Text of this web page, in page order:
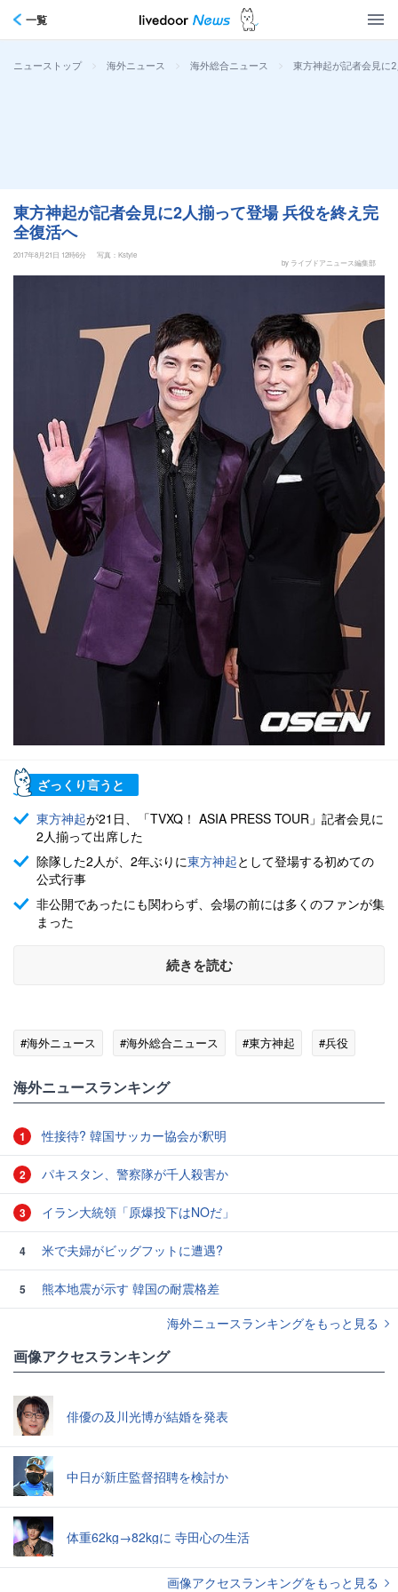
一覧
ニューストップ > 海外ニュース > 海外総合ニュース > 東方神起が記者会見に
東方神起が記者会見に2人揃って登場 兵役を終え完
全復活へ
2017年8月21日 12時6分
写真：Kstyle
by ライブドアニュース編集部
ざっくり言うと
東方神起が21日、「TVXQ！ ASIA PRESS TOUR」記者会見に
2人揃って出席した
除隊した2人が、2年ぶりに東方神起として登場する初めての
公式行事
非公開であったにも関わらず、会場の前には多くのファンが集
まった
続きを読む
#海外ニュース #海外総合ニュース #東方神起 #兵役
海外ニュースランキング
1 性接待? 韓国サッカー協会が釈明
2 パキスタン、警察隊が千人殺害か
3 イラン大統領「原爆投下はNOだ」
4 米で夫婦がビッグフットに遭遇?
5
熊本地震が示す 韓国の耐震格差
海外ニュースランキングをもっと見る
画像アクセスランキング
俳優の及川光博が結婚を発表
中日が新庄監督招聘を検討か
体重62kg→82kgに 寺田心の生活
画像アクセスランキングをもっと見る